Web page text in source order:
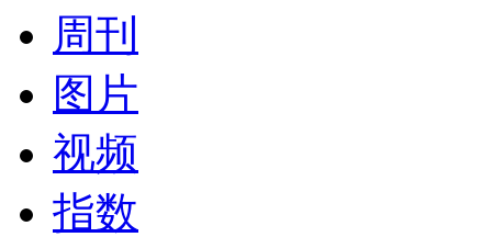
周刊
图片
视频
指数